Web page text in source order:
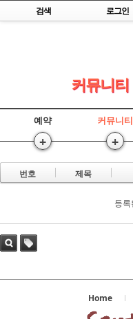
검색 로그인
커뮤니티
예약
+
커뮤니티
+
번호 제목
등록
Home